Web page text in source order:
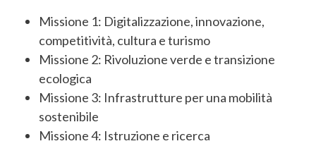
Missione 1: Digitalizzazione, innovazione,
competitività, cultura e turismo
Missione 2: Rivoluzione verde e transizione
ecologica
Missione 3: Infrastrutture per una mobilità
sostenibile
Missione 4: Istruzione e ricerca